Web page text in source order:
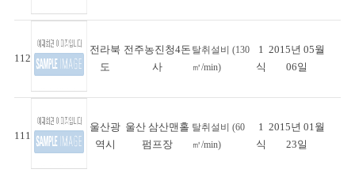
112
전라북
도
전주농진청4돈
사
탈취설비 (130
㎥/min)
1
식
2015년 05월
06일
111
울산광
역시
울산 삼산맨홀
펌프장
탈취설비 (60
㎥/min)
1
식
2015년 01월
23일